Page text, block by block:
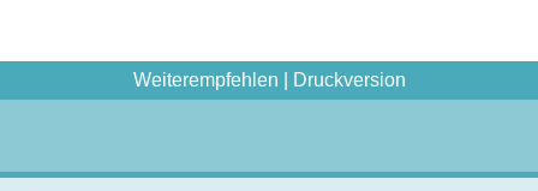
Weiterempfehlen Druckversion